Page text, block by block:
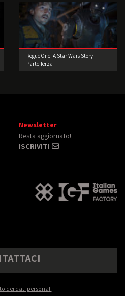
Rogue One: A Star Wars Story –
Parte Terza
Newsletter
Resta aggiornato!
ISCRIVITI
dei dati personali